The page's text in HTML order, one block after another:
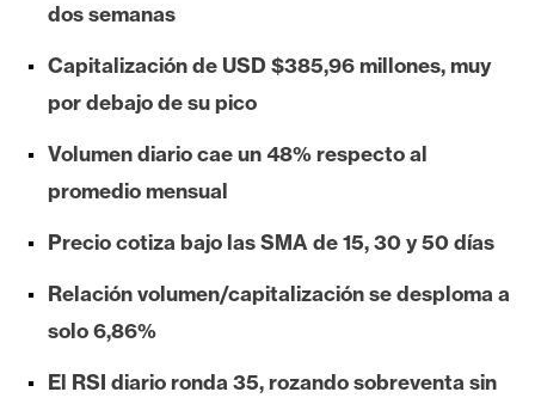
e
u
m
I
A
A
á
l
dos semanas
Capitalización de USD $385,96 millones, muy
por debajo de su pico
Volumen diario cae un 48% respecto al
promedio mensual
Precio cotiza bajo las SMA de 15, 30 y 50 días
Relación volumen/capitalización se desploma a
solo 6,86%
El RSI diario ronda 35, rozando sobreventa sin